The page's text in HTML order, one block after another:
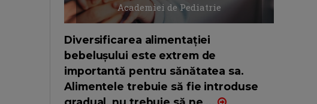
Academiei de Pediatrie
Diversificarea alimentației
bebelușului este extrem de
importantă pentru sănătatea sa.
Alimentele trebuie să fie introduse